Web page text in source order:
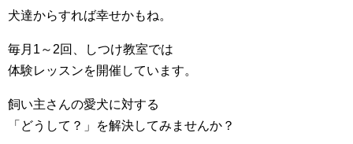
犬達からすれば幸せかもね。
毎月1～2回、しつけ教室では
体験レッスンを開催しています。
飼い主さんの愛犬に対する
「どうして？」を解決してみませんか？